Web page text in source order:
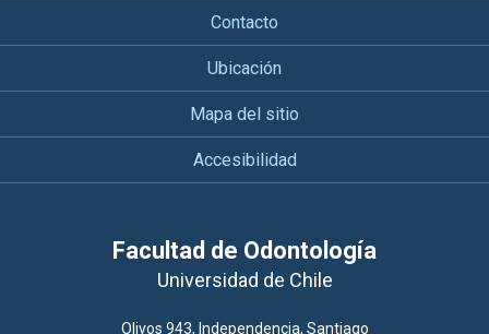
Contacto
Ubicación
Mapa del sitio
Accesibilidad
Facultad de Odontología
Universidad de Chile
Olivos 943, Independencia, Santiago